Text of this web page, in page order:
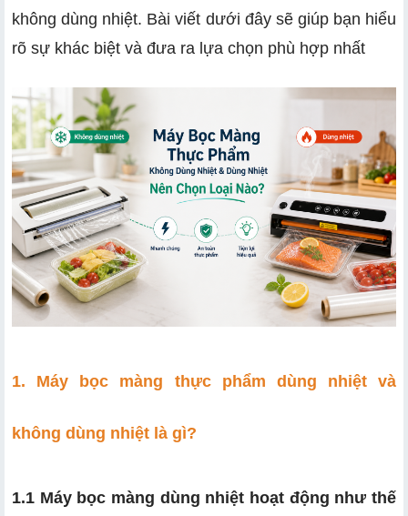
không dùng nhiệt. Bài viết dưới đây sẽ giúp bạn hiểu
rõ sự khác biệt và đưa ra lựa chọn phù hợp nhất
1. Máy bọc màng thực phẩm dùng nhiệt và
không dùng nhiệt là gì?
1.1 Máy bọc màng dùng nhiệt hoạt động như thế